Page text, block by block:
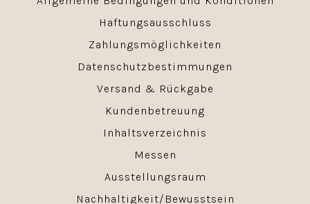
Haftungsausschluss
Zahlungsmöglichkeiten
Datenschutzbestimmungen
Versand & Rückgabe
Kundenbetreuung
Inhaltsverzeichnis
Messen
Ausstellungsraum
Nachhaltigkeit/Bewusstsein